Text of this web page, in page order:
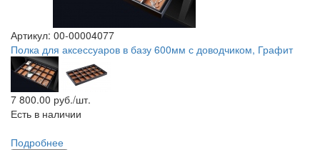
Артикул: 00-00004077
Полка для аксессуаров в базу 600мм с доводчиком, Графит
7 800.00 руб./шт.
Есть в наличии
Подробнее